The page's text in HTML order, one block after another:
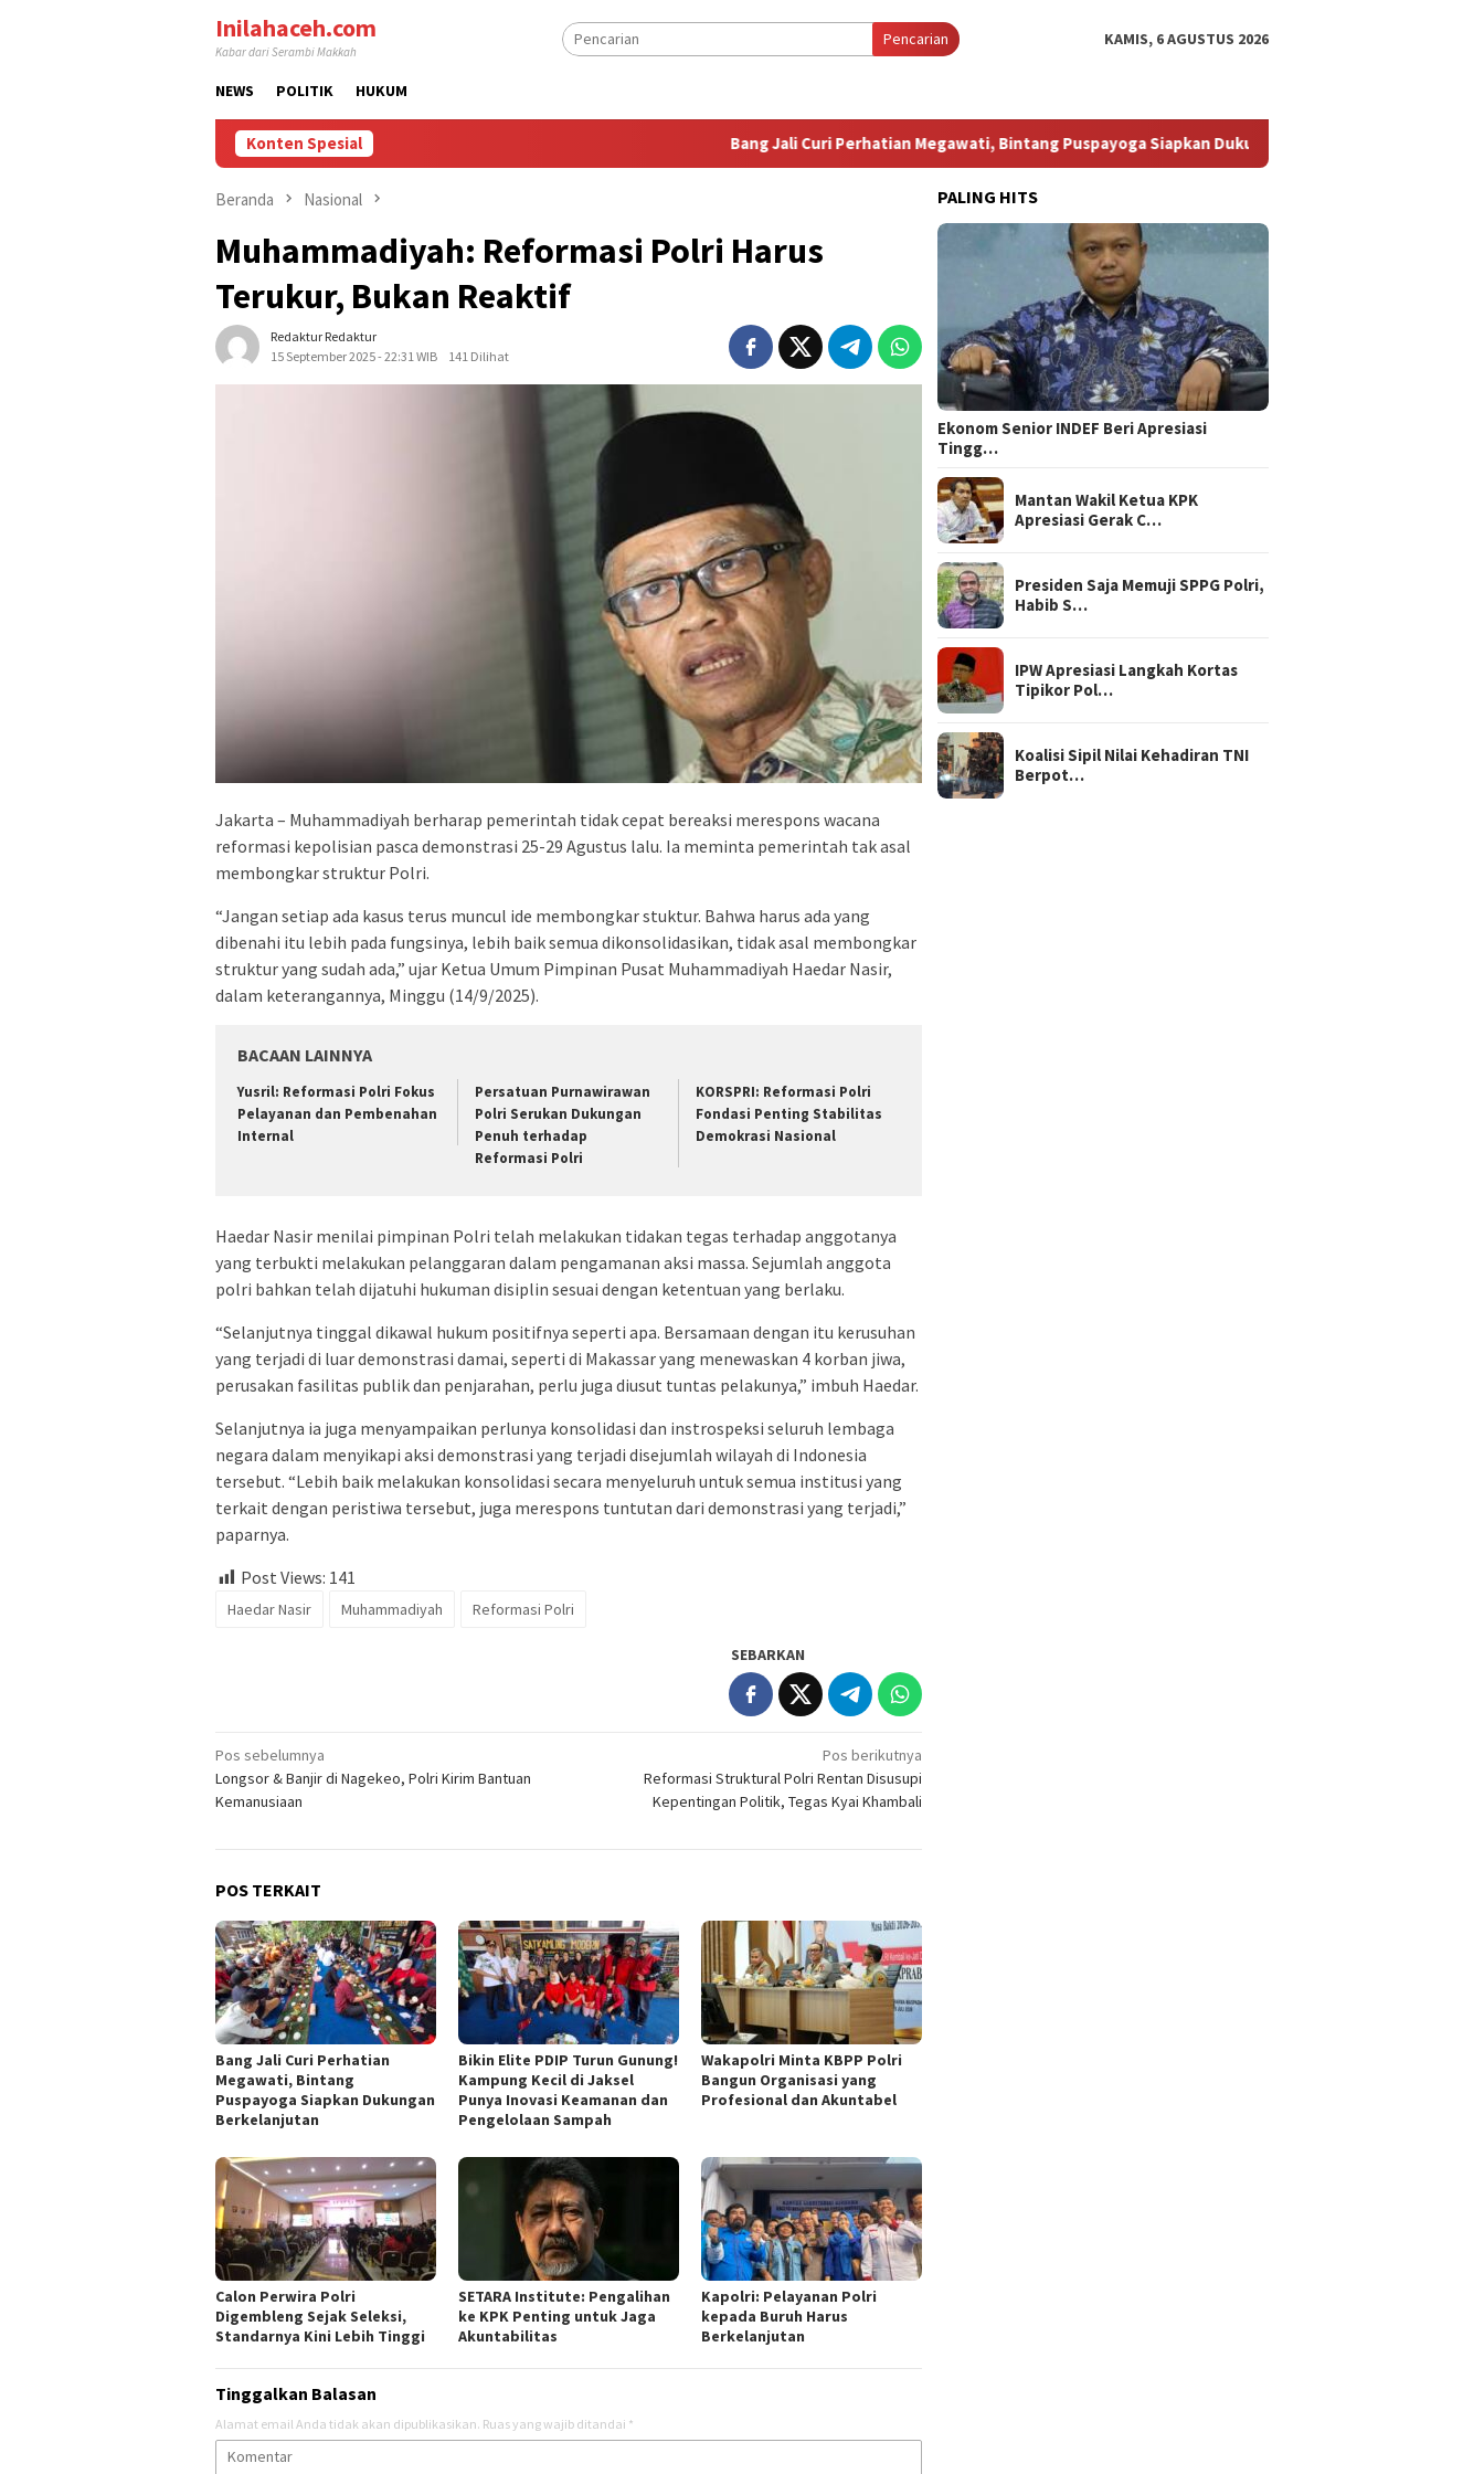
Inilahaceh.com
Kabar dari Serambi Makkah
Pencarian KAMIS, 6 AGUSTUS 2026
NEWS POLITIK HUKUM
Konten Spesial Bang Jali Curi Perhatian Megawati, Bintang Puspayoga Siapkan Dukungan Berkelanjutan
Beranda Nasional
Muhammadiyah: Reformasi Polri Harus
Terukur, Bukan Reaktif
Redaktur Redaktur
15 September 2025 - 22:31 WIB
141 Dilihat
Jakarta – Muhammadiyah berharap pemerintah tidak cepat bereaksi merespons wacana
reformasi kepolisian pasca demonstrasi 25-29 Agustus lalu. Ia meminta pemerintah tak asal
membongkar struktur Polri.
“Jangan setiap ada kasus terus muncul ide membongkar stuktur. Bahwa harus ada yang
dibenahi itu lebih pada fungsinya, lebih baik semua dikonsolidasikan, tidak asal membongkar
struktur yang sudah ada,” ujar Ketua Umum Pimpinan Pusat Muhammadiyah Haedar Nasir,
dalam keterangannya, Minggu (14/9/2025).
BACAAN LAINNYA
Yusril: Reformasi Polri Fokus
Pelayanan dan Pembenahan
Internal
Persatuan Purnawirawan
Polri Serukan Dukungan
Penuh terhadap
Reformasi Polri
KORSPRI: Reformasi Polri
Fondasi Penting Stabilitas
Demokrasi Nasional
Haedar Nasir menilai pimpinan Polri telah melakukan tidakan tegas terhadap anggotanya
yang terbukti melakukan pelanggaran dalam pengamanan aksi massa. Sejumlah anggota
polri bahkan telah dijatuhi hukuman disiplin sesuai dengan ketentuan yang berlaku.
“Selanjutnya tinggal dikawal hukum positifnya seperti apa. Bersamaan dengan itu kerusuhan
yang terjadi di luar demonstrasi damai, seperti di Makassar yang menewaskan 4 korban jiwa,
perusakan fasilitas publik dan penjarahan, perlu juga diusut tuntas pelakunya,” imbuh Haedar.
Selanjutnya ia juga menyampaikan perlunya konsolidasi dan instrospeksi seluruh lembaga
negara dalam menyikapi aksi demonstrasi yang terjadi disejumlah wilayah di Indonesia
tersebut. “Lebih baik melakukan konsolidasi secara menyeluruh untuk semua institusi yang
terkait dengan peristiwa tersebut, juga merespons tuntutan dari demonstrasi yang terjadi,”
paparnya.
Post Views: 141
Haedar Nasir Muhammadiyah Reformasi Polri
SEBARKAN
Navigasi
pos
Pos sebelumnya
Longsor & Banjir di Nagekeo, Polri Kirim Bantuan
Kemanusiaan
Pos berikutnya
Reformasi Struktural Polri Rentan Disusupi
Kepentingan Politik, Tegas Kyai Khambali
POS TERKAIT
Bang Jali Curi Perhatian
Megawati, Bintang
Puspayoga Siapkan Dukungan
Berkelanjutan
Bikin Elite PDIP Turun Gunung!
Kampung Kecil di Jaksel
Punya Inovasi Keamanan dan
Pengelolaan Sampah
Wakapolri Minta KBPP Polri
Bangun Organisasi yang
Profesional dan Akuntabel
Calon Perwira Polri
Digembleng Sejak Seleksi,
Standarnya Kini Lebih Tinggi
SETARA Institute: Pengalihan
ke KPK Penting untuk Jaga
Akuntabilitas
Kapolri: Pelayanan Polri
kepada Buruh Harus
Berkelanjutan
Tinggalkan Balasan
Alamat email Anda tidak akan dipublikasikan. Ruas yang wajib ditandai *
PALING HITS
Ekonom Senior INDEF Beri Apresiasi
Tingg…
Mantan Wakil Ketua KPK
Apresiasi Gerak C…
Presiden Saja Memuji SPPG Polri,
Habib S…
IPW Apresiasi Langkah Kortas
Tipikor Pol…
Koalisi Sipil Nilai Kehadiran TNI
Berpot…